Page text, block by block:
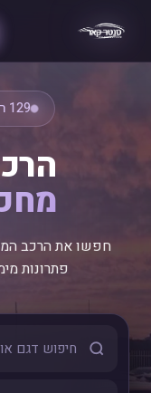
129 רכבים זמינים במלאי עכשיו
חפשו את הרכב
פתרונות